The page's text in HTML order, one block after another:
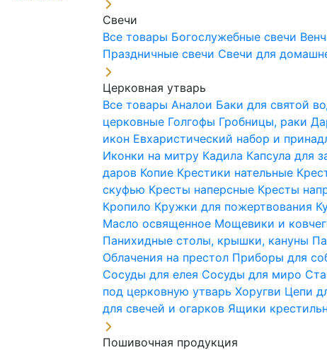
Свечи
Все товары Богослужебные свечи
Праздничные свечи Свечи для
Церковная утварь
Все товарыАналои Баки для святой
церковные Голгофы Гробницы, раки
икон Евхаристический набор и
Иконки на митру Кадила Капсула для
даров Копие Крестики нательные
скуфью Кресты наперсные Кресты
Кропило Кружки для пожертвования
Масло освященное Мощевики и
Панихидные столы, крышки, кануны
Облачения на престол Приборы для
Сосуды для елея Сосуды для миро
под церковную утварьХоругви Цепи
для свечей и огарков Ящики
Пошивочная продукция